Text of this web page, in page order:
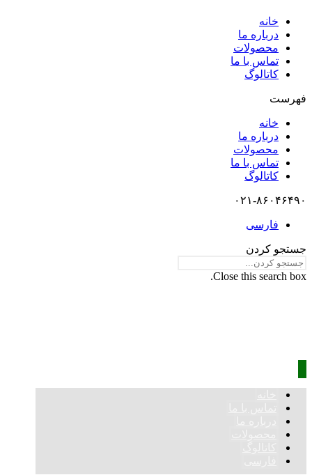
خانه
درباره ما
محصولات
تماس با ما
کاتالوگ
فهرست
خانه
درباره ما
محصولات
تماس با ما
کاتالوگ
۰۲۱-۸۶۰۴۶۴۹۰
فارسی
جستجو کردن
Close this search box.